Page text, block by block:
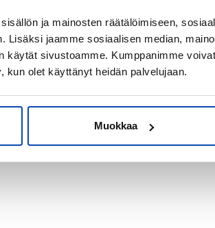
ja mainosten räätälöimiseen,
Lisäksi jaamme sosiaalisen median,
käytät sivustoamme. Kumppanimme
kun olet käyttänyt heidän palvelujaan.
Muokkaa